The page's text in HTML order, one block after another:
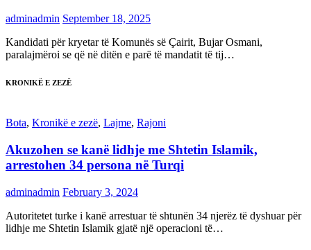
adminadmin September 18, 2025
Kandidati për kryetar të Komunës së Çairit, Bujar Osmani,
paralajmëroi se që në ditën e parë të mandatit të tij…
KRONIKË E ZEZË
Bota, Kronikë e zezë, Lajme, Rajoni
Akuzohen se kanë lidhje me Shtetin Islamik,
arrestohen 34 persona në Turqi
adminadmin February 3, 2024
Autoritetet turke i kanë arrestuar të shtunën 34 njerëz të dyshuar për
lidhje me Shtetin Islamik gjatë një operacioni të…